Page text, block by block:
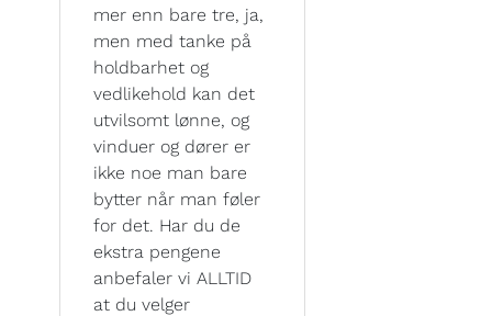
mer enn bare tre, ja,
men med tanke på
holdbarhet og
vedlikehold kan det
utvilsomt lønne, og
vinduer og dører er
ikke noe man bare
bytter når man føler
for det. Har du de
ekstra pengene
anbefaler vi ALLTID
at du velger